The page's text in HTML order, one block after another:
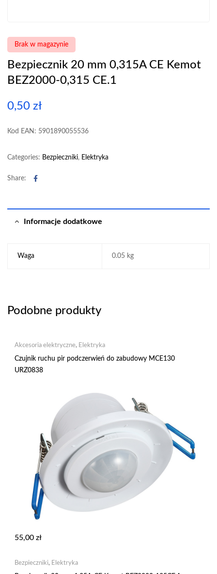
Brak w magazynie
Bezpiecznik 20 mm 0,315A CE Kemot
BEZ2000-0,315 CE.1
0,50 zł
Kod EAN: 5901890055536
Categories: Bezpieczniki, Elektryka
Share: Facebook
Informacje dodatkowe
Waga 0.05 kg
Podobne produkty
Akcesoria elektryczne, Elektryka
Czujnik ruchu pir podczerwień do zabudowy MCE130
URZ0838
55,00 zł
Bezpieczniki, Elektryka